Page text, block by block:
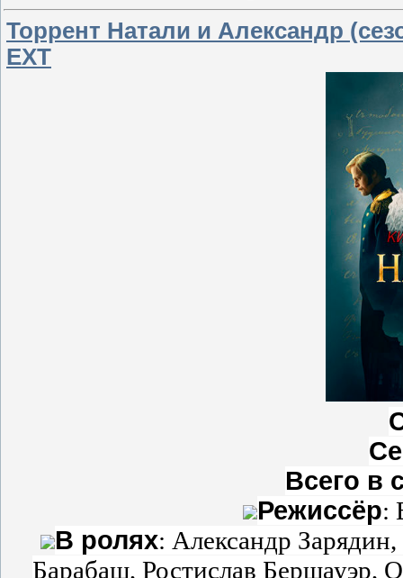
Торрент Натали и Александр
EXT
Всего в
Режиссёр:
В ролях: Александр
Барабаш, Ростислав Бершауэр,